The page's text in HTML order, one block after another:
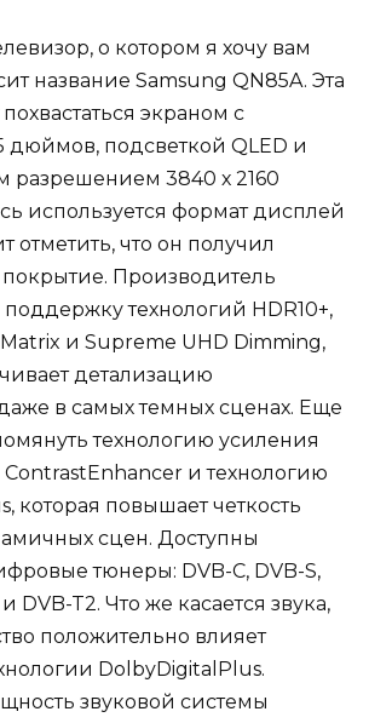
о котором я хочу вам
название Samsung QN85A. Эта
экраном с
дюймов, подсветкой QLED и
разрешением 3840 х 2160
используется формат дисплей
отметить, что он получил
Производитель
технологий HDR10+,
и Supreme UHD Dimming,
детализацию
в самых темных сценах. Еще
технологию усиления
ContrastEnhancer и технологию
которая повышает четкость
сцен. Доступны
тюнеры: DVB-C, DVB-S,
DVB-T2. Что же касается звука,
положительно влияет
DolbyDigitalPlus.
звуковой системы